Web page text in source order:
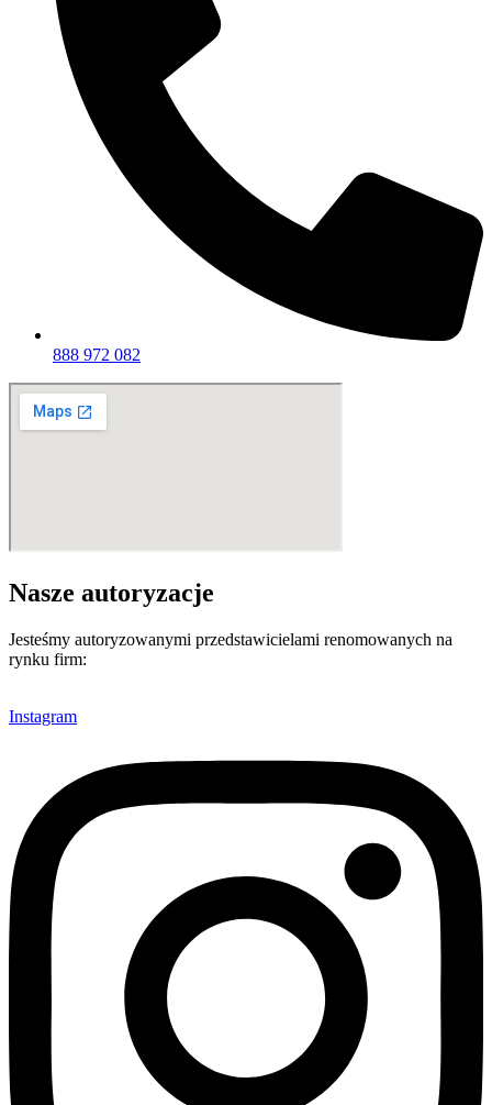
888 972 082
Nasze autoryzacje
Jesteśmy autoryzowanymi przedstawicielami renomowanych na
rynku firm:
Instagram